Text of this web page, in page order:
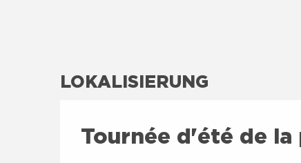
LOKALISIERUNG
Tournée d'été de